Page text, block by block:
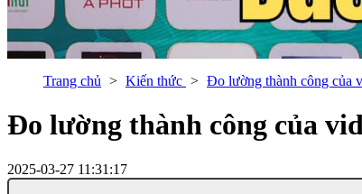
Trang chủ Kiến thức Đo lường thành công của
Đo lường thành công của
2025-03-27 11:31:17